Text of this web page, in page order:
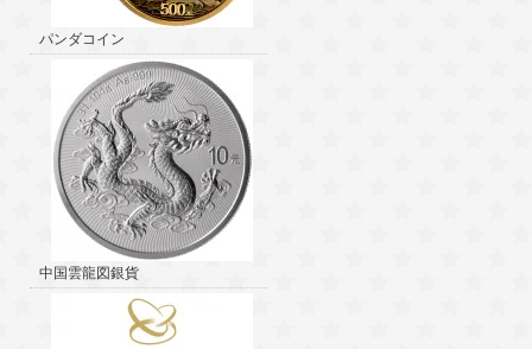
パンダコイン
中国雲龍図銀貨